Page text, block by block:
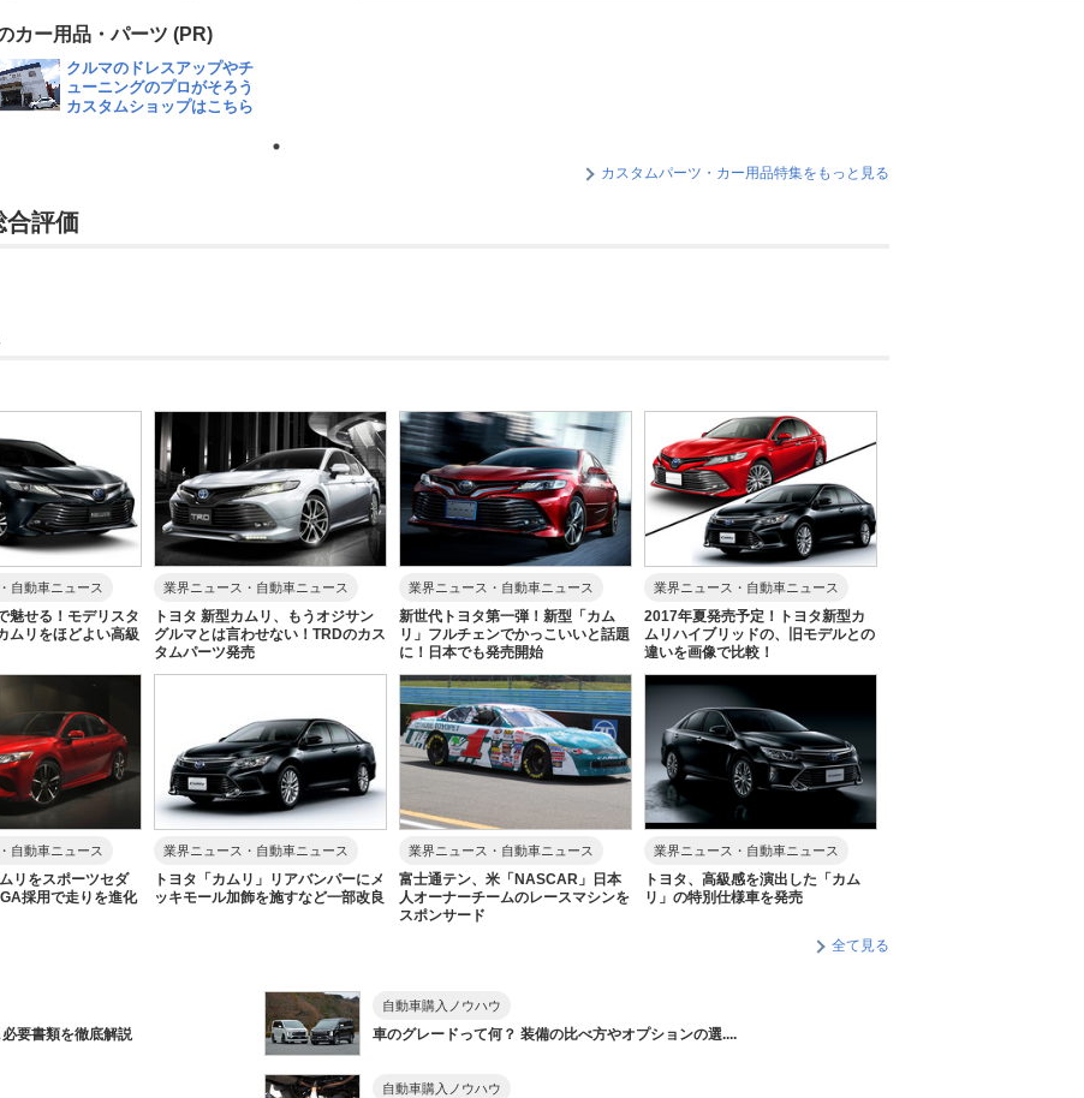
カー用品・パーツ (PR)
クルマのドレスアップやチ
ューニングのプロがそろう
カスタムショップはこちら
カスタムパーツ・カー用品特集をもっと見る
合評価
自動車ニュース
魅せる！モデリスタ
ムリをほどよい高級
業界ニュース・自動車ニュース
トヨタ 新型カムリ、もうオジサン
グルマとは言わせない！TRDのカス
タムパーツ発売
業界ニュース・自動車ニュース
新世代トヨタ第一弾！新型「カム
リ」フルチェンでかっこいいと話題
に！日本でも発売開始
業界ニュース・自動車ニュース
2017年夏発売予定！トヨタ新型カ
ムリハイブリッドの、旧モデルとの
違いを画像で比較！
自動車ニュース
リをスポーツセダ
採用で走りを進化
業界ニュース・自動車ニュース
トヨタ「カムリ」リアバンパーにメ
ッキモール加飾を施すなど一部改良
業界ニュース・自動車ニュース
富士通テン、米「NASCAR」日本
人オーナーチームのレースマシンを
スポンサード
業界ニュース・自動車ニュース
トヨタ、高級感を演出した「カム
リ」の特別仕様車を発売
全て見る
要書類を徹底解説
自動車購入ノウハウ
車のグレードって何？ 装備の比べ方やオプションの選....
自動車購入ノウハウ